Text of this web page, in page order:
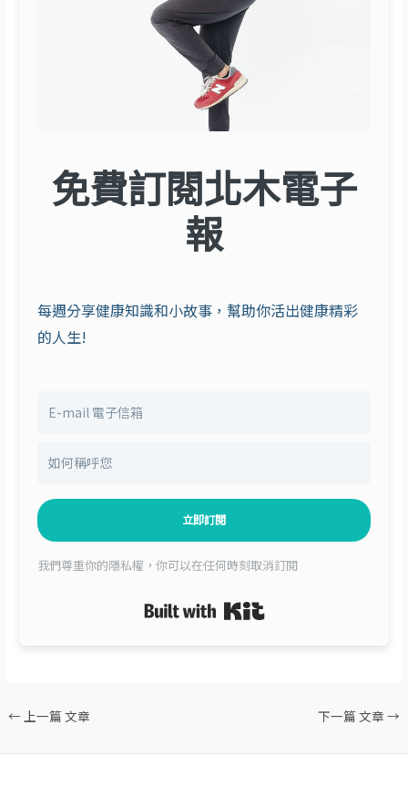
免費訂閱北木電子
報
每週分享健康知識和小故事，幫助你活出健康精彩
的人生!
立即訂閱
我們尊重你的隱私權，你可以在任何時刻取消訂閱
← 上一篇 文章 下一篇 文章 →